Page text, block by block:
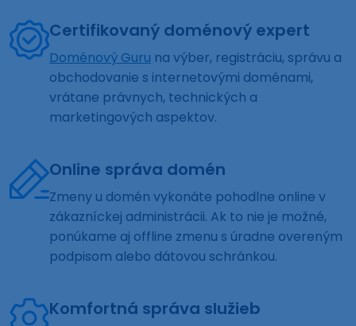
Certifikovaný doménový expert
Doménový Guru na výber, registráciu, správu a
obchodovanie s internetovými doménami,
vrátane právnych, technických a
marketingových aspektov.
Online správa domén
Zmeny u domén vykonáte pohodlne online v
zákazníckej administrácii. Ak to nie je možné,
ponúkame aj offline zmenu s úradne overeným
podpisom alebo dátovou schránkou.
Komfortná správa služieb